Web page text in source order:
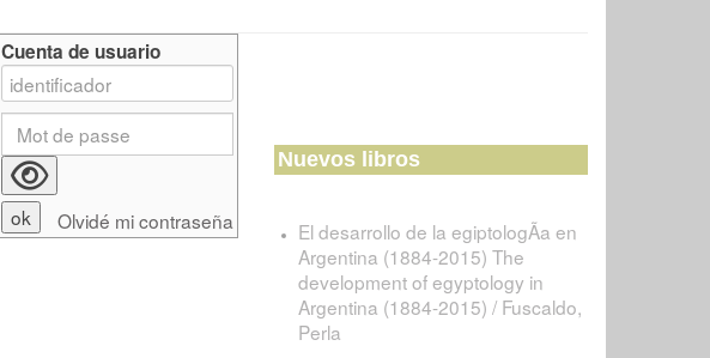
Cuenta de usuario
Olvidé mi contraseña
Nuevos libros
El desarrollo de la egiptologÃ­a en
Argentina (1884-2015) The
development of egyptology in
Argentina (1884-2015) / Fuscaldo,
Perla